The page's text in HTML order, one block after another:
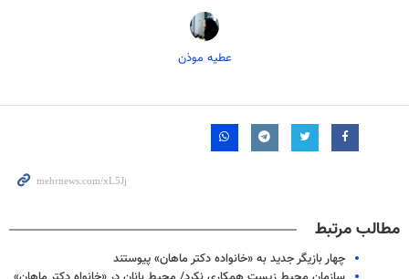
عطیه موذن
مطالب مرتبط
چهار بازیگر جدید به «خانواده دکتر ماهان» پیوستند